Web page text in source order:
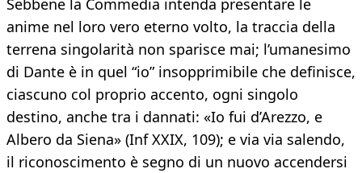
Sebbene la Commedia intenda presentare le
anime nel loro vero eterno volto, la traccia della
terrena singolarità non sparisce mai; l’umanesimo
di Dante è in quel “io” insopprimibile che definisce,
ciascuno col proprio accento, ogni singolo
destino, anche tra i dannati: «Io fui d’Arezzo, e
Albero da Siena» (Inf XXIX, 109); e via via salendo,
il riconoscimento è segno di un nuovo accendersi